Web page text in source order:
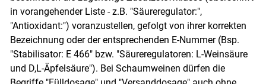
in vorangehender Liste - z.B. "Säureregulator:",
"Antioxidant:") voranzustellen, gefolgt von ihrer korrekten
Bezeichnung oder der entsprechenden E-Nummer (Bsp.
"Stabilisator: E 466" bzw. "Säureregulatoren: L-Weinsäure
und D,L-Äpfelsäure"). Bei Schaumweinen dürfen die